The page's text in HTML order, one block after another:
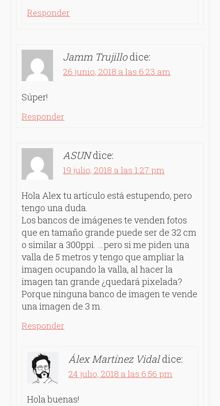
Responder
Jamm Trujillodice:
26 junio, 2018 a las 6:23 am
Súper!
Responder
ASUNdice:
19 julio, 2018 a las 1:27 pm
Hola Alex tu artículo está estupendo, pero
tengo una duda.
Los bancos de imágenes te venden fotos
que en tamaño grande puede ser de 32 cm
o similar a 300ppi. …pero si me piden una
valla de 5 metros y tengo que ampliar la
imagen ocupando la valla, al hacer la
imagen tan grande ¿quedará pixelada?
Porque ninguna banco de imagen te vende
una imagen de 3 m.
Responder
Álex Martínez Vidaldice:
24 julio, 2018 a las 6:56 pm
Hola buenas!